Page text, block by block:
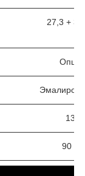
27,3 + 36
Опция
135
90 °С